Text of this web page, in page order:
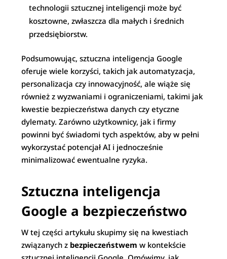
technologii sztucznej inteligencji może być
kosztowne, zwłaszcza dla małych i średnich
przedsiębiorstw.
Podsumowując, sztuczna inteligencja Google
oferuje wiele korzyści, takich jak automatyzacja,
personalizacja czy innowacyjność, ale wiąże się
również z wyzwaniami i ograniczeniami, takimi jak
kwestie bezpieczeństwa danych czy etyczne
dylematy. Zarówno użytkownicy, jak i firmy
powinni być świadomi tych aspektów, aby w pełni
wykorzystać potencjał AI i jednocześnie
minimalizować ewentualne ryzyka.
Sztuczna inteligencja
Google a bezpieczeństwo
W tej części artykułu skupimy się na kwestiach
związanych z bezpieczeństwem w kontekście